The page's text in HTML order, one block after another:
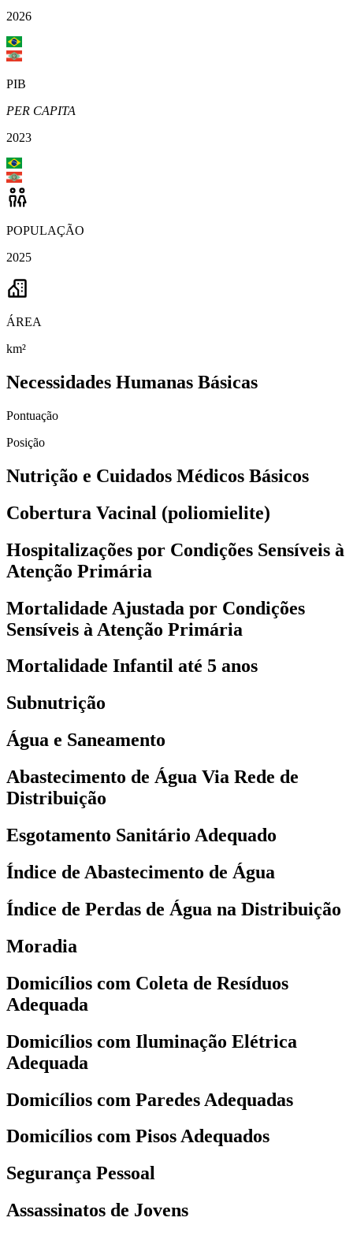
2026
PIB
PER CAPITA
2023
POPULAÇÃO
2025
ÁREA
km²
Necessidades Humanas Básicas
Pontuação
Posição
Nutrição e Cuidados Médicos Básicos
Cobertura Vacinal (poliomielite)
Hospitalizações por Condições Sensíveis à
Atenção Primária
Mortalidade Ajustada por Condições
Sensíveis à Atenção Primária
Mortalidade Infantil até 5 anos
Subnutrição
Água e Saneamento
Abastecimento de Água Via Rede de
Distribuição
Esgotamento Sanitário Adequado
Índice de Abastecimento de Água
Índice de Perdas de Água na Distribuição
Moradia
Domicílios com Coleta de Resíduos
Adequada
Domicílios com Iluminação Elétrica
Adequada
Domicílios com Paredes Adequadas
Domicílios com Pisos Adequados
Segurança Pessoal
Assassinatos de Jovens